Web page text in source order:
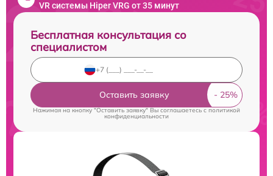
VR системы Hiper VRG от 35 минут
Бесплатная консультация со
специалистом
Оставить заявку
Нажимая на кнопку "Оставить заявку" Вы соглашаетесь cполитикой
конфиденциальности